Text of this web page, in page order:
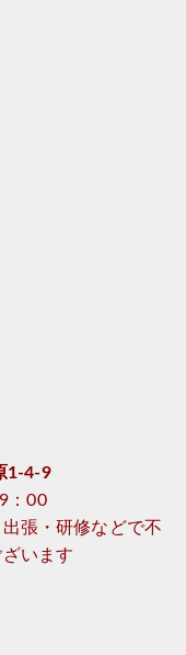
1-4-9
：00
張・研修などで不
います